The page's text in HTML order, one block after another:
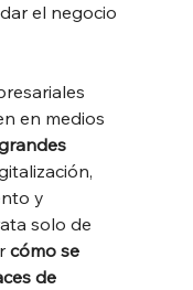
el negocio
en medios
y
solo de
cómo se
de